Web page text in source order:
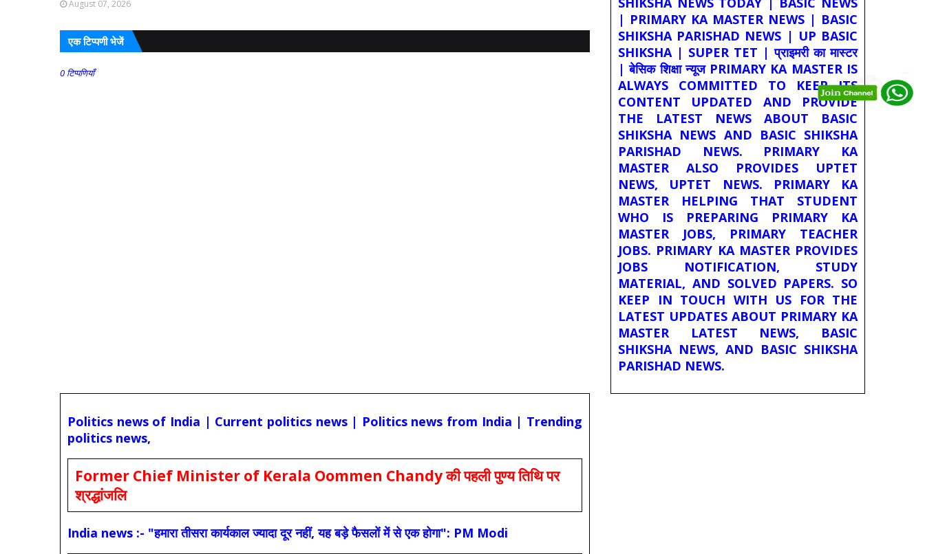
August 07, 2026
एक टिप्पणी भेजें
0 टिप्पणियाँ
Politics news of India | Current politics news | Politics news from India | Trending
politics news,
Former Chief Minister of Kerala Oommen Chandy की पहली पुण्य तिथि पर
श्रद्धांजलि
India news :- "हमारा तीसरा कार्यकाल ज्यादा दूर नहीं, यह बड़े फैसलों में से एक होगा": PM Modi
| PRIMARY KA MASTER NEWS | BASIC
SHIKSHA PARISHAD NEWS | UP BASIC
SHIKSHA | SUPER TET | प्राइमरी का मास्टर
| बेसिक शिक्षा न्यूज PRIMARY KA MASTER IS
ALWAYS COMMITTED TO KEEP ITS
CONTENT UPDATED AND PROVIDE
THE LATEST NEWS ABOUT BASIC
SHIKSHA NEWS AND BASIC SHIKSHA
PARISHAD NEWS. PRIMARY KA
MASTER ALSO PROVIDES UPTET
NEWS, UPTET NEWS. PRIMARY KA
MASTER HELPING THAT STUDENT
WHO IS PREPARING PRIMARY KA
MASTER JOBS, PRIMARY TEACHER
JOBS. PRIMARY KA MASTER PROVIDES
JOBS NOTIFICATION, STUDY
MATERIAL, AND SOLVED PAPERS. SO
KEEP IN TOUCH WITH US FOR THE
LATEST UPDATES ABOUT PRIMARY KA
MASTER LATEST NEWS, BASIC
SHIKSHA NEWS, AND BASIC SHIKSHA
PARISHAD NEWS.